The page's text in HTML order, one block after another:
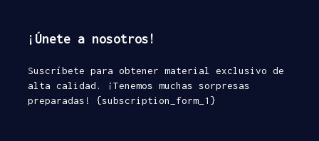
¡Únete a nosotros!
Suscríbete para obtener material exclusivo de
alta calidad. ¡Tenemos muchas sorpresas
preparadas! {subscription_form_1}